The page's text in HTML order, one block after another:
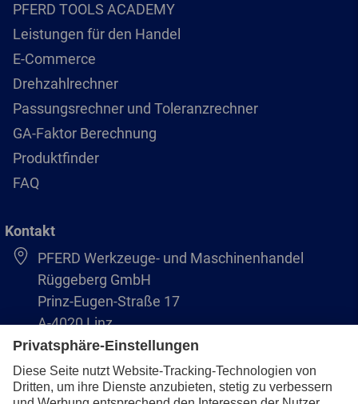
PFERD TOOLS ACADEMY
Leistungen für den Handel
E-Commerce
Drehzahlrechner
Passungsrechner und Toleranzrechner
GA-Faktor Berechnung
Produktfinder
FAQ
Kontakt
PFERD Werkzeuge- und Maschinenhandel
Rüggeberg GmbH
Prinz-Eugen-Straße 17
A-4020 Linz
Austria/Österreich
+43 (732) 79 64 11-0